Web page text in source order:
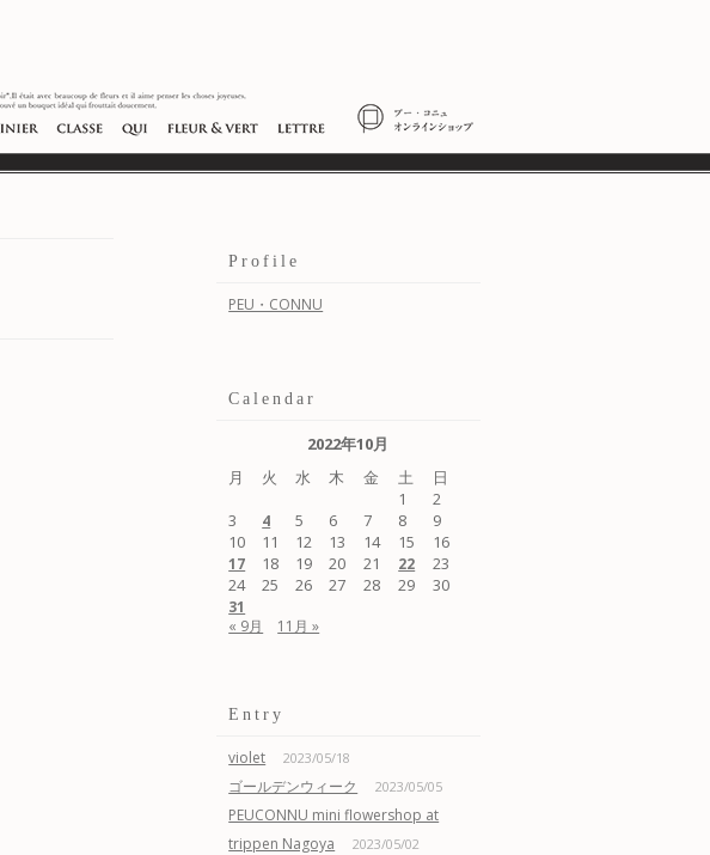
Profile
PEU・CONNU
Calendar
2022年10月
月
火 水 木 金 土
日
1
2
3
4 5 6 7 8
9
10
11 12 13 14 15 16
17 18 19 20 21 22
23
24
25 26 27 28 29 30
31
« 9月
11月 »
Entry
violet 2023/05/18
ゴールデンウィーク 2023/05/05
PEUCONNU mini flowershop at
trippen Nagoya
2023/05/02